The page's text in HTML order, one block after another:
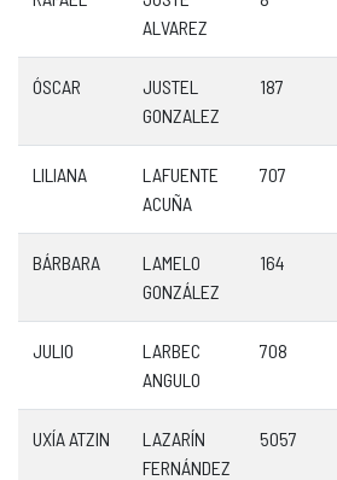
ALVAREZ
ÓSCAR
JUSTEL
GONZALEZ
187
LILIANA
LAFUENTE
ACUÑA
707
BÁRBARA
LAMELO
GONZÁLEZ
164
JULIO
LARBEC
ANGULO
708
UXÍA ATZIN
LAZARÍN
FERNÁNDEZ
5057